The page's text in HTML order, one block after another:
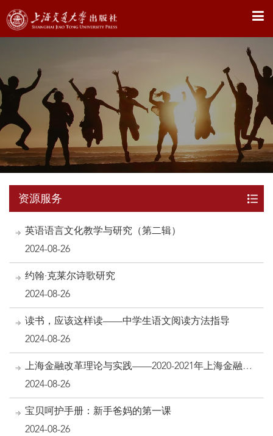
X
资源服务
英语语言文化教学与研究（第二辑）
2024-08-26
约翰·克莱尔诗歌研究
2024-08-26
读书，应该这样读——中学生语文阅读方法指导
2024-08-26
上海金融改革理论与实践——2020-2021年上海金融业
改革发展优秀研究成果汇编
2024-08-26
宝贝呵护手册：新手爸妈的第一课
2024-08-26